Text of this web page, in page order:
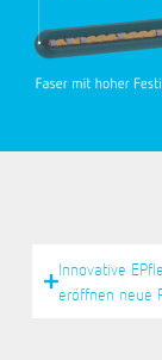
Innovative
eröffnen neue